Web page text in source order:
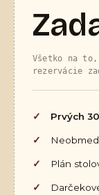
Všetko na
rezervácie
Prvých
Plán